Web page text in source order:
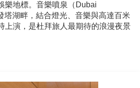
樂地標。音樂噴泉（Dubai
塔湖畔，結合燈光、音樂與高達百米
上演，是杜拜旅人最期待的浪漫夜景